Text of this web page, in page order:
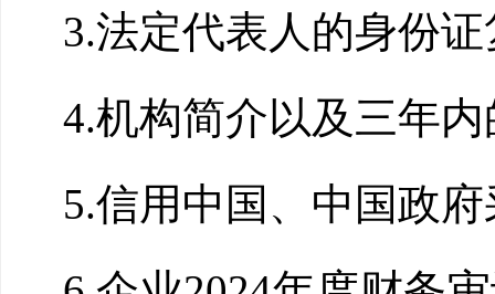
3.法定代表人的身份
4.机构简介以及三年
5.信用中国、中国政